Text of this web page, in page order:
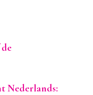
Nederlands: